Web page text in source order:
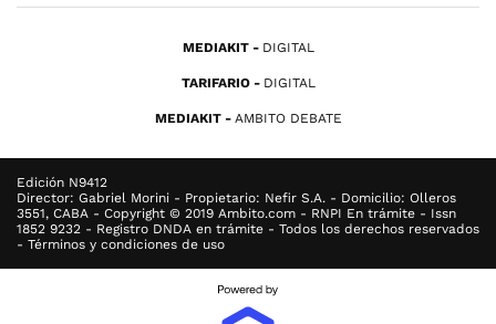
MEDIAKIT DIGITAL
TARIFARIO DIGITAL
MEDIAKIT AMBITO DEBATE
Edición N9412
Director: Gabriel Morini - Propietario: Nefir S.A. - Domicilio: Olleros
3551, CABA - Copyright © 2019 Ambito.com - RNPI En trámite - Issn
1852 9232 - Registro DNDA en trámite - Todos los derechos reservados
- Términos y condiciones de uso